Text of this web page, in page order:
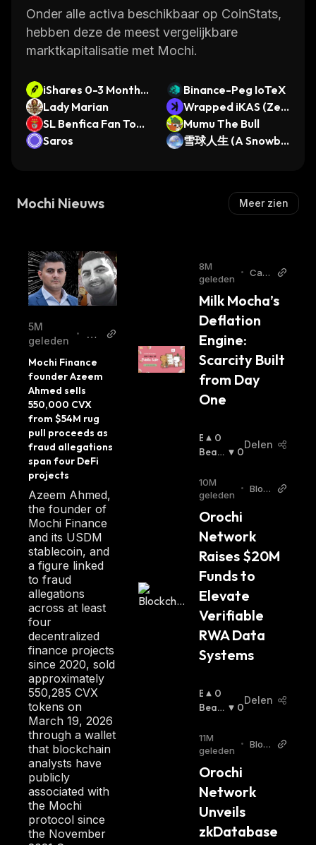
Onder alle activa beschikbaar op CoinStats,
hebben deze de meest vergelijkbare
marktkapitalisatie met Mochi.
iShares 0-3 Month T
reasury Bond ETF •
Robinhood Token
Binance-Peg IoTeX
Lady Marian
Wrapped iKAS (Zea
lous Swap)
SL Benfica Fan Toke
n
Mumu The Bull
Saros
雪球人生 (A Snowba
Mochi Nieuws Meer zien
5M
geleden
•
Cr
to
ily
Mochi Finance
founder Azeem
Ahmed sells
550,000 CVX
from $54M rug
pull proceeds as
fraud allegations
span four DeFi
projects
Azeem Ahmed,
the founder of
Mochi Finance
and its USDM
stablecoin, and
a figure linked
to fraud
allegations
across at least
four
decentralized
finance projects
since 2020, sold
approximately
550,285 CVX
tokens on
March 19, 2026
through a wallet
that blockchain
analysts have
publicly
associated with
the Mochi
protocol since
the November
8M
geleden
• Capt
tcoin
Milk Mocha’s
Deflation
Engine:
Scarcity Built
from Day
One
B
U
I
S
:
0
Beari
0
Delen
10M
geleden
• Bloc
er
Orochi
Network
Raises $20M
Funds to
Elevate
Verifiable
RWA Data
Systems
B
U
I
S
:
0
Beari
0
Delen
11M
geleden
• Bloc
er
Orochi
Network
Unveils
zkDatabase